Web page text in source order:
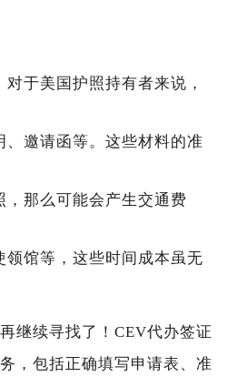
于美国护照持有者来说，
邀请函等。这些材料的准
那么可能会产生交通费
馆等，这些时间成本虽无
继续寻找了！CEV代办签证
，包括正确填写申请表、准